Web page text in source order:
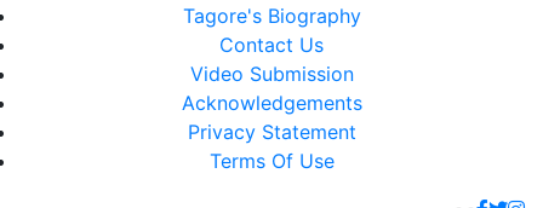
Tagore's Biography
Contact Us
Video Submission
Acknowledgements
Privacy Statement
Terms Of Use